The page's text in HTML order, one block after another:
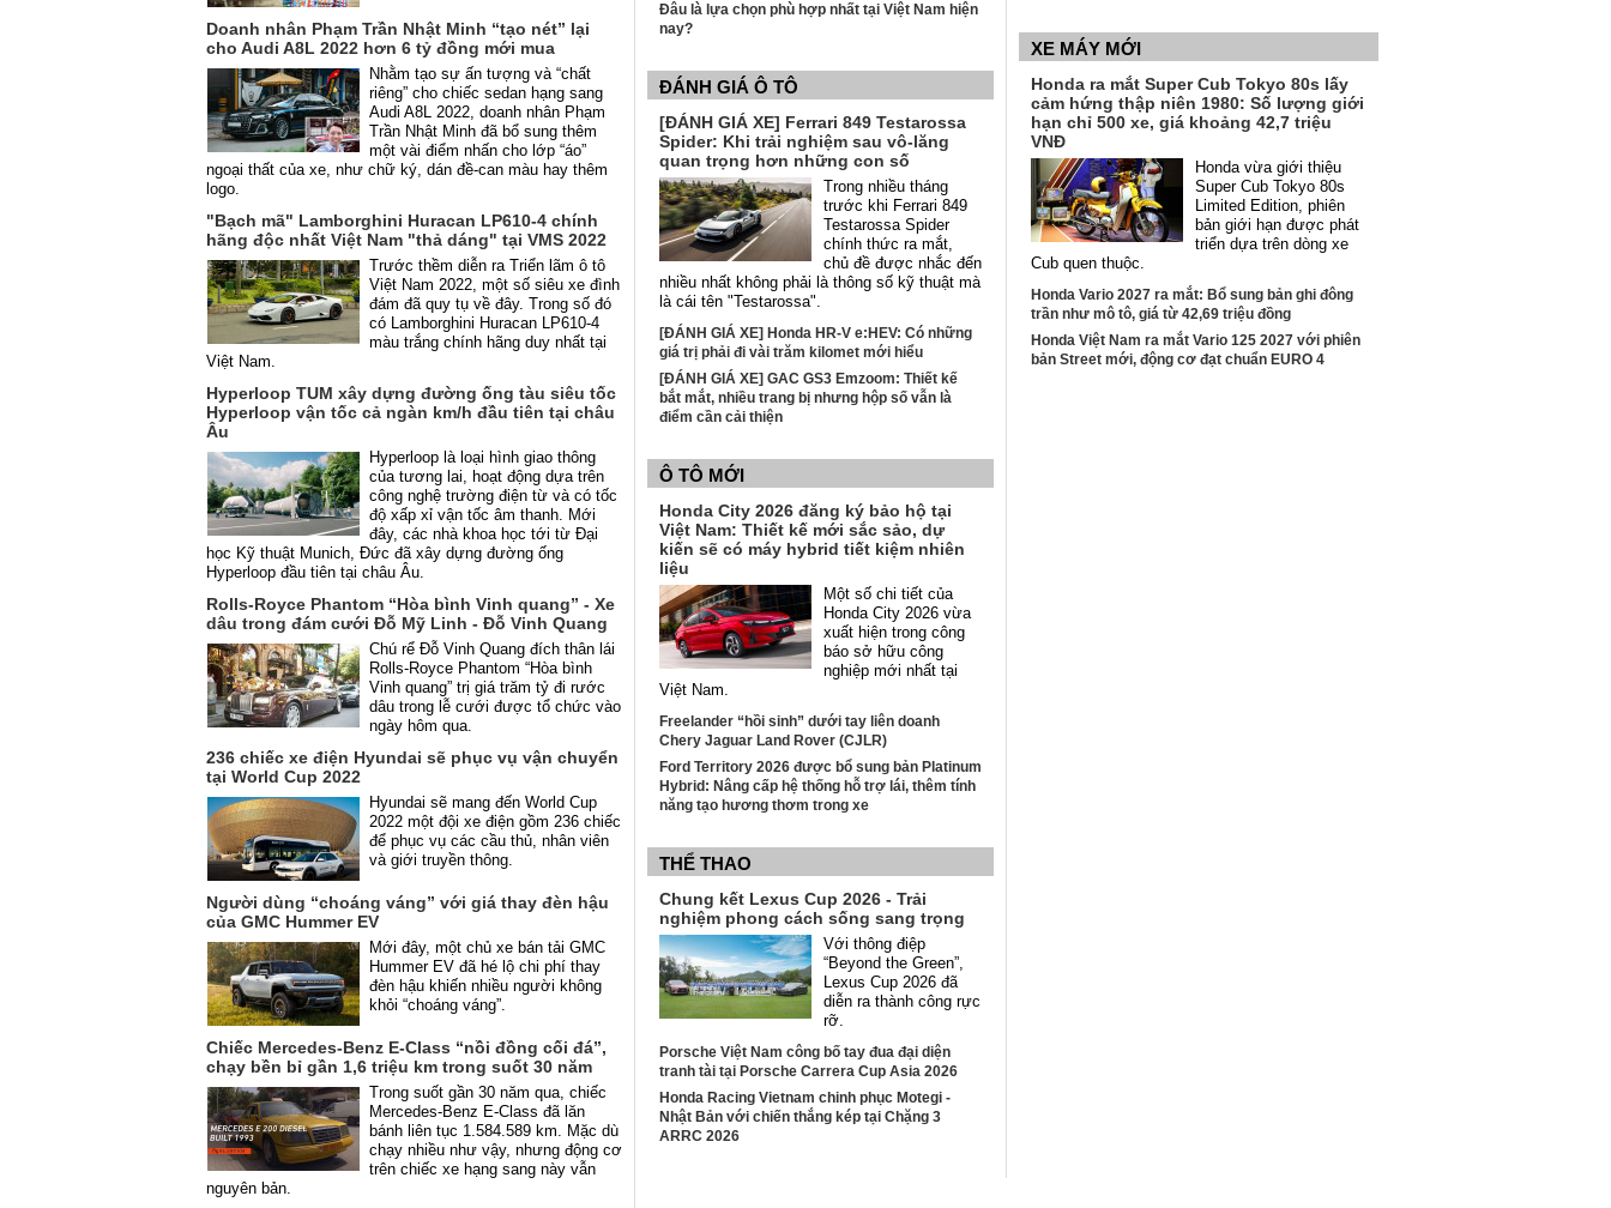
Doanh nhân Phạm Trần Nhật Minh “tạo nét” lại
cho Audi A8L 2022 hơn 6 tỷ đồng mới mua
Nhằm tạo sự ấn tượng và “chất
riêng” cho chiếc sedan hạng sang
Audi A8L 2022, doanh nhân Phạm
Trần Nhật Minh đã bổ sung thêm
một vài điểm nhấn cho lớp “áo”
ngoại thất của xe, như chữ ký, dán đề-can màu hay thêm
logo.
"Bạch mã" Lamborghini Huracan LP610-4 chính
hãng độc nhất Việt Nam "thả dáng" tại VMS 2022
Trước thềm diễn ra Triển lãm ô tô
Việt Nam 2022, một số siêu xe đình
đám đã quy tụ về đây. Trong số đó
có Lamborghini Huracan LP610-4
màu trắng chính hãng duy nhất tại
Việt Nam.
Hyperloop TUM xây dựng đường ống tàu siêu tốc
Hyperloop vận tốc cả ngàn km/h đầu tiên tại châu
Âu
Hyperloop là loại hình giao thông
của tương lai, hoạt động dựa trên
công nghệ trường điện từ và có tốc
độ xấp xỉ vận tốc âm thanh. Mới
đây, các nhà khoa học tới từ Đại
học Kỹ thuật Munich, Đức đã xây dựng đường ống
Hyperloop đầu tiên tại châu Âu.
Rolls-Royce Phantom “Hòa bình Vinh quang” - Xe
dâu trong đám cưới Đỗ Mỹ Linh - Đỗ Vinh Quang
Chú rể Đỗ Vinh Quang đích thân lái
Rolls-Royce Phantom “Hòa bình
Vinh quang” trị giá trăm tỷ đi rước
dâu trong lễ cưới được tổ chức vào
ngày hôm qua.
236 chiếc xe điện Hyundai sẽ phục vụ vận chuyển
tại World Cup 2022
Hyundai sẽ mang đến World Cup
2022 một đội xe điện gồm 236 chiếc
để phục vụ các cầu thủ, nhân viên
và giới truyền thông.
Người dùng “choáng váng” với giá thay đèn hậu
của GMC Hummer EV
Mới đây, một chủ xe bán tải GMC
Hummer EV đã hé lộ chi phí thay
đèn hậu khiến nhiều người không
khỏi “choáng váng”.
Chiếc Mercedes-Benz E-Class “nồi đồng cối đá”,
chạy bền bỉ gần 1,6 triệu km trong suốt 30 năm
Trong suốt gần 30 năm qua, chiếc
Mercedes-Benz E-Class đã lăn
bánh liên tục 1.584.589 km. Mặc dù
chạy nhiều như vậy, nhưng động cơ
trên chiếc xe hạng sang này vẫn
nguyên bản.
Đâu là lựa chọn phù hợp nhất tại Việt Nam hiện
nay?
ĐÁNH GIÁ Ô TÔ
[ĐÁNH GIÁ XE] Ferrari 849 Testarossa
Spider: Khi trải nghiệm sau vô-lăng
quan trọng hơn những con số
Trong nhiều tháng
trước khi Ferrari 849
Testarossa Spider
chính thức ra mắt,
chủ đề được nhắc đến
nhiều nhất không phải là thông số kỹ thuật mà
là cái tên "Testarossa".
[ĐÁNH GIÁ XE] Honda HR-V e:HEV: Có những
giá trị phải đi vài trăm kilomet mới hiểu
[ĐÁNH GIÁ XE] GAC GS3 Emzoom: Thiết kế
bắt mắt, nhiều trang bị nhưng hộp số vẫn là
điểm cần cải thiện
Ô TÔ MỚI
Honda City 2026 đăng ký bảo hộ tại
Việt Nam: Thiết kế mới sắc sảo, dự
kiến sẽ có máy hybrid tiết kiệm nhiên
liệu
Một số chi tiết của
Honda City 2026 vừa
xuất hiện trong công
báo sở hữu công
nghiệp mới nhất tại
Việt Nam.
Freelander “hồi sinh” dưới tay liên doanh
Chery Jaguar Land Rover (CJLR)
Ford Territory 2026 được bổ sung bản Platinum
Hybrid: Nâng cấp hệ thống hỗ trợ lái, thêm tính
năng tạo hương thơm trong xe
THỂ THAO
Chung kết Lexus Cup 2026 - Trải
nghiệm phong cách sống sang trọng
Với thông điệp
“Beyond the Green”,
Lexus Cup 2026 đã
diễn ra thành công rực
rỡ.
Porsche Việt Nam công bố tay đua đại diện
tranh tài tại Porsche Carrera Cup Asia 2026
Honda Racing Vietnam chinh phục Motegi -
Nhật Bản với chiến thắng kép tại Chặng 3
ARRC 2026
XE MÁY MỚI
Honda ra mắt Super Cub Tokyo 80s lấy
cảm hứng thập niên 1980: Số lượng giới
hạn chỉ 500 xe, giá khoảng 42,7 triệu
VNĐ
Honda vừa giới thiệu
Super Cub Tokyo 80s
Limited Edition, phiên
bản giới hạn được phát
triển dựa trên dòng xe
Cub quen thuộc.
Honda Vario 2027 ra mắt: Bổ sung bản ghi đông
trần như mô tô, giá từ 42,69 triệu đồng
Honda Việt Nam ra mắt Vario 125 2027 với phiên
bản Street mới, động cơ đạt chuẩn EURO 4